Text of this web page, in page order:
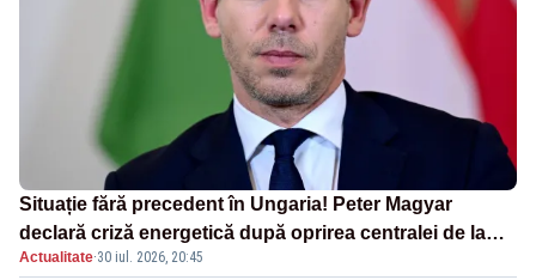
Situație fără precedent în Ungaria! Peter Magyar
declară criză energetică după oprirea centralei de la
Paks
Actualitate·30 iul. 2026, 20:45